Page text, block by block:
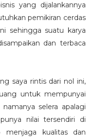
yang dijalankannya
pemikiran cerdas
sehingga suatu karya
dan terbaca
saya rintis dari nol ini,
untuk mempunyai
selera apalagi
nilai tersendiri di
kualitas dan